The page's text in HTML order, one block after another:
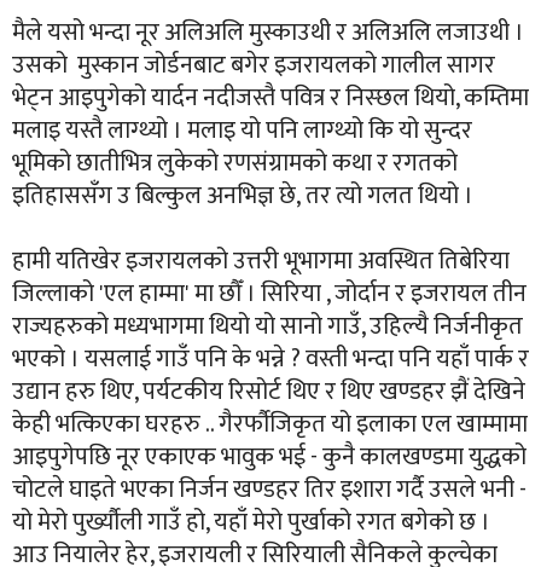
मैले यसो भन्दा नूर अलिअलि मुस्काउथी र अलिअलि लजाउथी ।
उसको मुस्कान जोर्डनबाट बगेर इजरायलको गालील सागर
भेट्न आइपुगेको यार्दन नदीजस्तै पवित्र र निस्छल थियो, कम्तिमा
मलाइ यस्तै लाग्थ्यो । मलाइ यो पनि लाग्थ्यो कि यो सुन्दर
भूमिको छातीभित्र लुकेको रणसंग्रामको कथा र रगतको
इतिहाससँग उ बिल्कुल अनभिज्ञ छे, तर त्यो गलत थियो ।
हामी यतिखेर इजरायलको उत्तरी भूभागमा अवस्थित तिबेरिया
जिल्लाको 'एल हाम्मा' मा छौँ । सिरिया , जोर्दान र इजरायल तीन
राज्यहरुको मध्यभागमा थियो यो सानो गाउँ, उहिल्यै निर्जनीकृत
भएको । यसलाई गाउँ पनि के भन्ने ? वस्ती भन्दा पनि यहाँ पार्क र
उद्यान हरु थिए, पर्यटकीय रिसोर्ट थिए र थिए खण्डहर झैं देखिने
केही भत्किएका घरहरु .. गैरर्फौजिकृत यो इलाका एल खाम्मामा
आइपुगेपछि नूर एकाएक भावुक भई - कुनै कालखण्डमा युद्धको
चोटले घाइते भएका निर्जन खण्डहर तिर इशारा गर्दै उसले भनी -
यो मेरो पुर्ख्यौली गाउँ हो, यहाँ मेरो पुर्खाको रगत बगेको छ ।
आउ नियालेर हेर, इजरायली र सिरियाली सैनिकले कुल्चेका